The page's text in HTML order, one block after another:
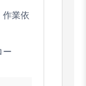
作業依
ー